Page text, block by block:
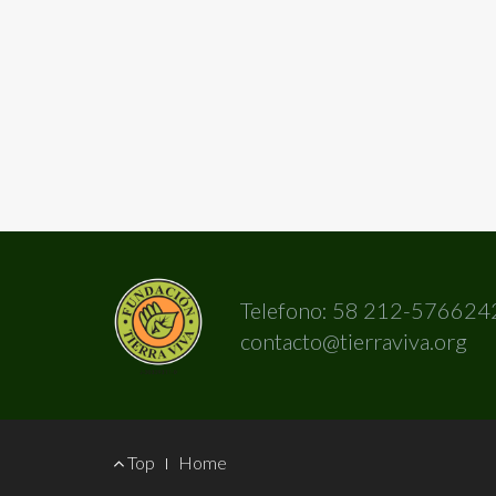
Telefono: 58 212-
contacto@tierraviva.org
Footer
Top Home